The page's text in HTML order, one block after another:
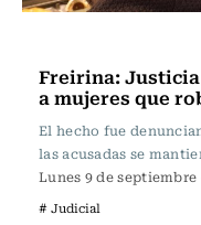
Freirina:
a mujeres que
El hecho fue
las acusadas se
Lunes 9 de septiembre
# Judicial